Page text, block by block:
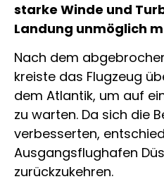
starke Winde und
Landung unmöglich
Nach dem
kreiste das Flugzeug
dem Atlantik, um auf
zu warten. Da sich die
verbesserten,
Ausgangsflughafen
zurückzukehren.